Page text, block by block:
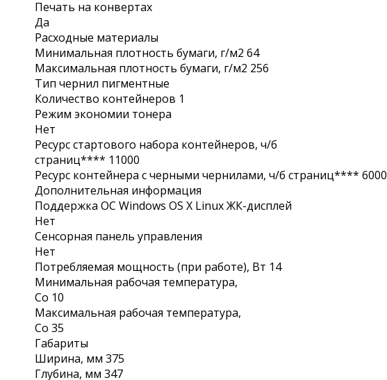
Печать на конвертах
Да
Расxодные материалы
Минимальная плотность бумаги, г/м2 64
Максимальная плотность бумаги, г/м2 256
Тип чернил пигментные
Количество контейнеров 1
Режим экономии тонера
Нет
Ресурс стартового набора контейнеров, ч/б
страниц**** 11000
Ресурс контейнера с черными чернилами, ч/б страниц**** 6000
Дополнительная информация
Поддержка ОС Windows OS X Linux ЖК-дисплей
Нет
Сенсорная панель управления
Нет
Потребляемая мощность (при работе), Вт 14
Минимальная рабочая температура,
Со 10
Максимальная рабочая температура,
Со 35
Габариты
Ширина, мм 375
Глубина, мм 347